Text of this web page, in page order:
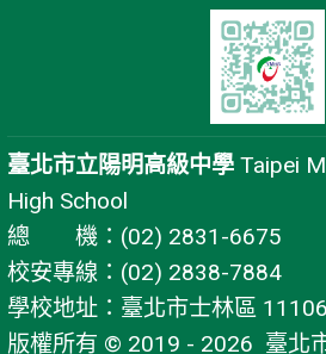
臺北市立陽明高級中學 Taipei
High School
總 機：(02) 2831-6675
校安專線：(02) 2838-7884
學校地址：臺北市士林區
版權所有 © 2019 - 2026 臺北